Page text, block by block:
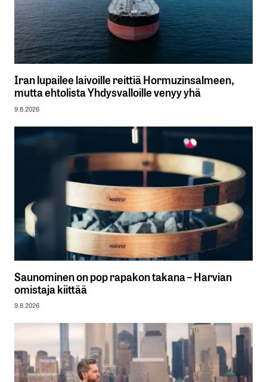
Iran lupailee laivoille reittiä Hormuzinsalmeen,
mutta ehtolista Yhdysvalloille venyy yhä
9.8.2026
Saunominen on pop rapakon takana – Harvian
omistaja kiittää
9.8.2026